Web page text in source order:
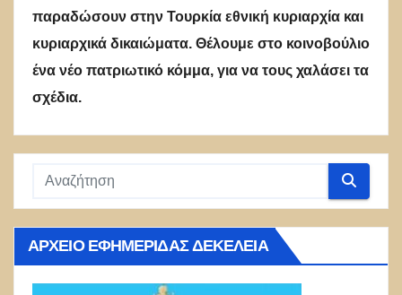
παραδώσουν στην Τουρκία εθνική κυριαρχία και
κυριαρχικά δικαιώματα. Θέλουμε στο κοινοβούλιο
ένα νέο πατριωτικό κόμμα, για να τους χαλάσει τα
σχέδια.
ΑΡΧΕΊΟ ΕΦΗΜΕΡΊΔΑΣ ΔΕΚΈΛΕΙΑ